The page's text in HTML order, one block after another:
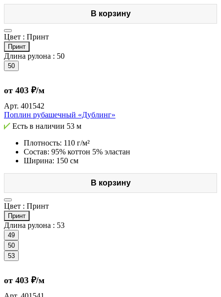
В корзину
Цвет : Принт
Принт
Длина рулона : 50
50
от 403 ₽/м
Арт. 401542
Поплин рубашечный «Дублинг»
Есть в наличии 53 м
Плотность: 110 г/м²
Состав: 95% коттон 5% эластан
Ширина: 150 см
В корзину
Цвет : Принт
Принт
Длина рулона : 53
49
50
53
от 403 ₽/м